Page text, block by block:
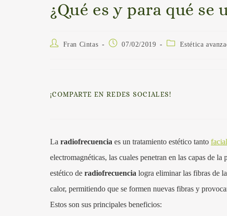
¿Qué es y para qué
Fran Cintas 07/02/2019 Estética
¡COMPARTE EN REDES SOCIALES!
La radiofrecuencia es un tratamiento estético tanto facial
electromagnéticas, las cuales penetran en las capas de
estético de radiofrecuencia logra eliminar las fibras de
calor, permitiendo que se formen nuevas fibras y
Estos son sus principales beneficios: